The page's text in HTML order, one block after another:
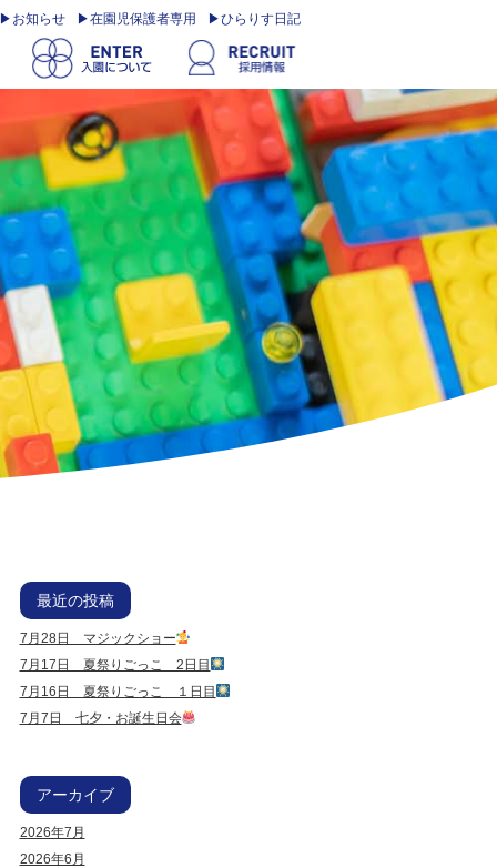
お知らせ 在園児保護者専用 ひらりす日記
最近の投稿
7月28日 マジックショー
7月17日 夏祭りごっこ 2日目
7月16日 夏祭りごっこ １日目
7月7日 七夕・お誕生日会
アーカイブ
2026年7月
2026年6月